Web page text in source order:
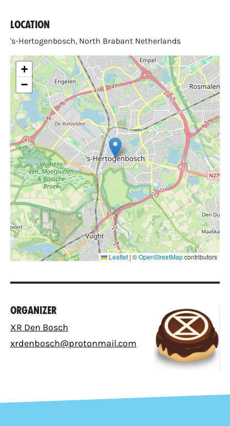
Location
's-Hertogenbosch, North Brabant Netherlands
+
−
Leaflet | ©OpenStreetMapcontributors
Organizer
XR Den Bosch
xrdenbosch@protonmail.com